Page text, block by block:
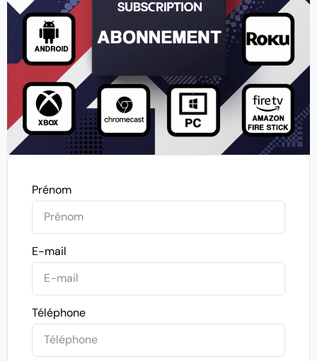
Prénom
E-mail
Téléphone